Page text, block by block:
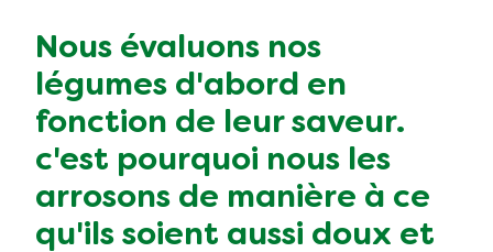
Nous évaluons nos
légumes d'abord en
fonction de leur saveur.
c'est pourquoi nous les
arrosons de manière à ce
qu'ils soient aussi doux et